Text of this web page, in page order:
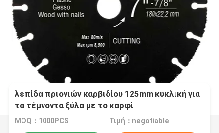
λεπίδα πριονιών καρβιδίου 125mm κυκλική για
τα τέμνοντα ξύλα με το καρφί
MOQ：1000PCS Τιμή：negotiable